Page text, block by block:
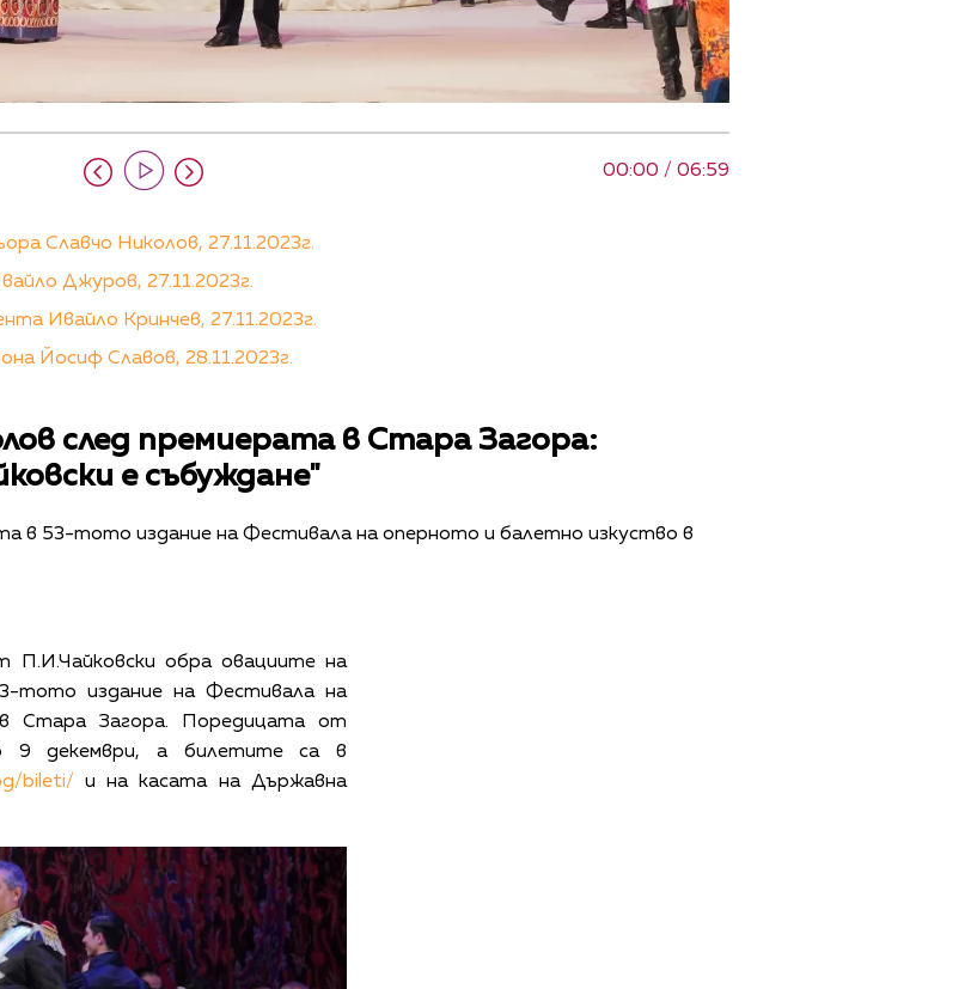
00:00 / 06:59
Славчо Николов, 27.11.2023г.
Джуров, 27.11.2023г.
Ивайло Кринчев, 27.11.2023г.
Йосиф Славов, 28.11.2023г.
след премиерата в Стара Загора:
е събуждане"
в 53-тото издание на Фестивала на оперното и балетно изкуство в
П.И.Чайковски обра овациите на
тото издание на Фестивала на
Стара Загора. Поредицата от
9 декември, а билетите са в
bileti/ и на касата на Държавна